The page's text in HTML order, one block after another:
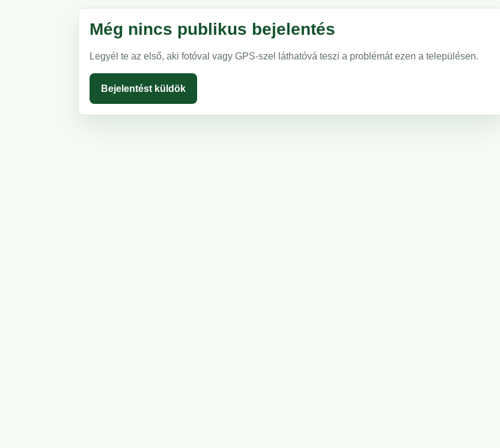
Még nincs publikus bejelentés
Legyél te az első, aki fotóval vagy GPS-szel láthatóvá teszi a problémát ezen a településen.
Bejelentést küldök